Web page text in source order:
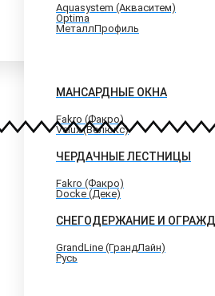
Aquasystem (Акваситем)
Optima
МеталлПрофиль
МАНСАРДНЫЕ ОКНА
Fakro (Факро)
Velux (Велюкс)
ЧЕРДАЧНЫЕ ЛЕСТНИЦЫ
Fakro (Факро)
Docke (Деке)
СНЕГОДЕРЖАНИЕ И
GrandLine (ГрандЛайн)
Русь